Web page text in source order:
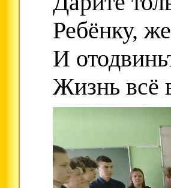
Ребёнку,
И
Жизнь всё